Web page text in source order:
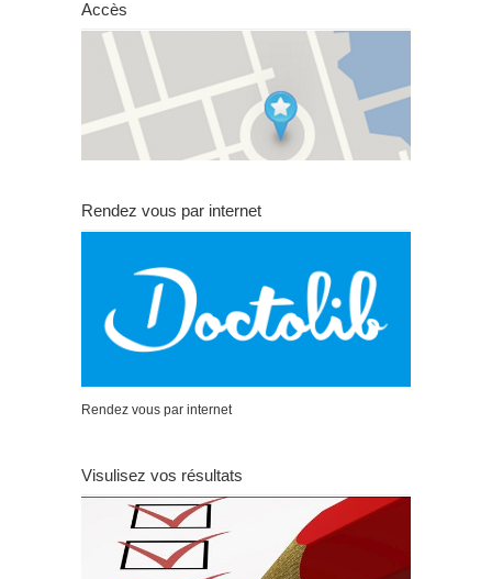
Accès
Rendez vous par internet
Rendez vous par internet
Visulisez vos résultats